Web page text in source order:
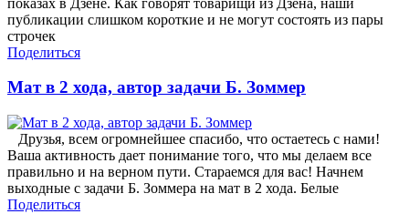
публикации слишком короткие и не могут состоять из пары
строчек
Поделиться
Мат в 2 хода, автор задачи Б. Зоммер
Друзья, всем огромнейшее спасибо, что остаетесь с нами!
Ваша активность дает понимание того, что мы делаем все
правильно и на верном пути. Стараемся для вас! Начнем
выходные с задачи Б. Зоммера на мат в 2 хода. Белые
Поделиться